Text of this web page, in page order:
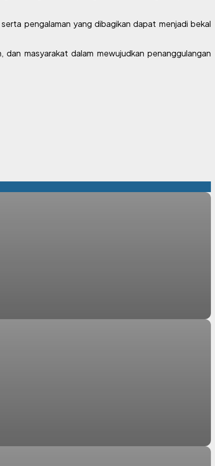
pengalaman yang dibagikan dapat menjadi bekal
masyarakat dalam mewujudkan penanggulangan